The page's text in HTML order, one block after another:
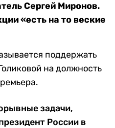
Сергей Миронов.
«есть на то веские
поддержать
на должность
задачи,
России в